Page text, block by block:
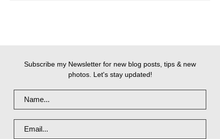
Subscribe my Newsletter for new blog posts, tips & new
photos. Let's stay updated!